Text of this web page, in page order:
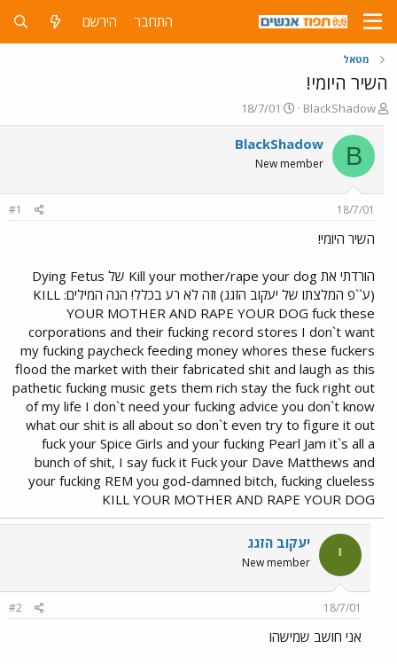
התחבר הירשם
מטאל
השיר היומי!
פ
ו
ת
ח
ה
ש
א
BlackShadow
פ
ו
ר
ם
18/7/01
B
BlackShadow
New member
18/7/01
#1
השיר היומי!
הורדתי את Kill your mother/rape your dog של Dying Fetus
(ע``פ המלצתו של יעקוב הזגג) וזה לא רע בכלל! הנה המילים: KILL
YOUR MOTHER AND RAPE YOUR DOG fuck these
corporations and their fucking record stores I don`t want
my fucking paycheck feeding money whores these fuckers
flood the market with their fabricated shit and laugh as this
pathetic fucking music gets them rich stay the fuck right out
of my life I don`t need your fucking advice you don`t know
what our shit is all about so don`t even try to figure it out
fuck your Spice Girls and your fucking Pearl Jam it`s all a
bunch of shit, I say fuck it Fuck your Dave Matthews and
your fucking REM you god-damned bitch, fucking clueless
KILL YOUR MOTHER AND RAPE YOUR DOG
י יעקוב הזגג
New member
18/7/01
#2
אני חושב שמישהו